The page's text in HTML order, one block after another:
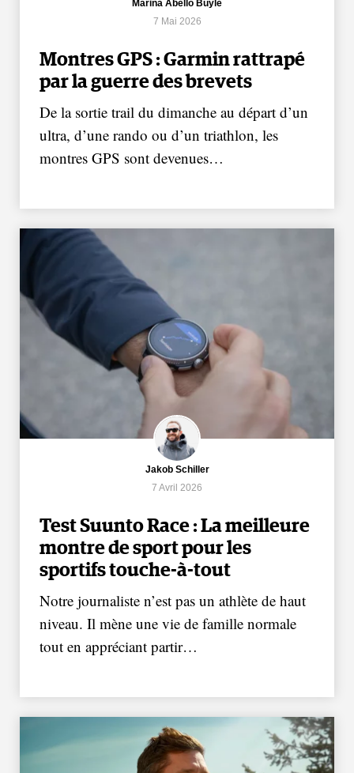
Marina Abello Buyle
7 Mai 2026
Montres GPS : Garmin rattrapé
par la guerre des brevets
De la sortie trail du dimanche au départ d’un
ultra, d’une rando ou d’un triathlon, les
montres GPS sont devenues…
Jakob Schiller
7 Avril 2026
Test Suunto Race : La meilleure
montre de sport pour les
sportifs touche-à-tout
Notre journaliste n’est pas un athlète de haut
niveau. Il mène une vie de famille normale
tout en appréciant partir…